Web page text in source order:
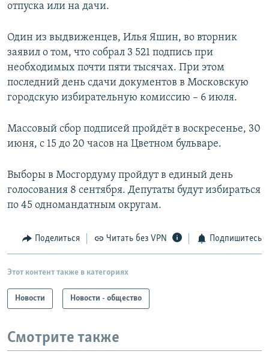
отпуска или на дачи.
Один из выдвиженцев, Илья Яшин, во вторник
заявил о том, что собрал 3 521 подпись при
необходимых почти пяти тысячах. При этом
последний день сдачи документов в Московскую
городскую избирательную комиссию – 6 июля.
Массовый сбор подписей пройдёт в воскресенье, 30
июня, с 15 до 20 часов на Цветном бульваре.
Выборы в Мосгордуму пройдут в единый день
голосования 8 сентября. Депутаты будут избираться
по 45 одномандатным округам.
Поделиться Читать без VPN Подпишитесь
Этот контент также в категориях
Новости Новости - общество
Смотрите также